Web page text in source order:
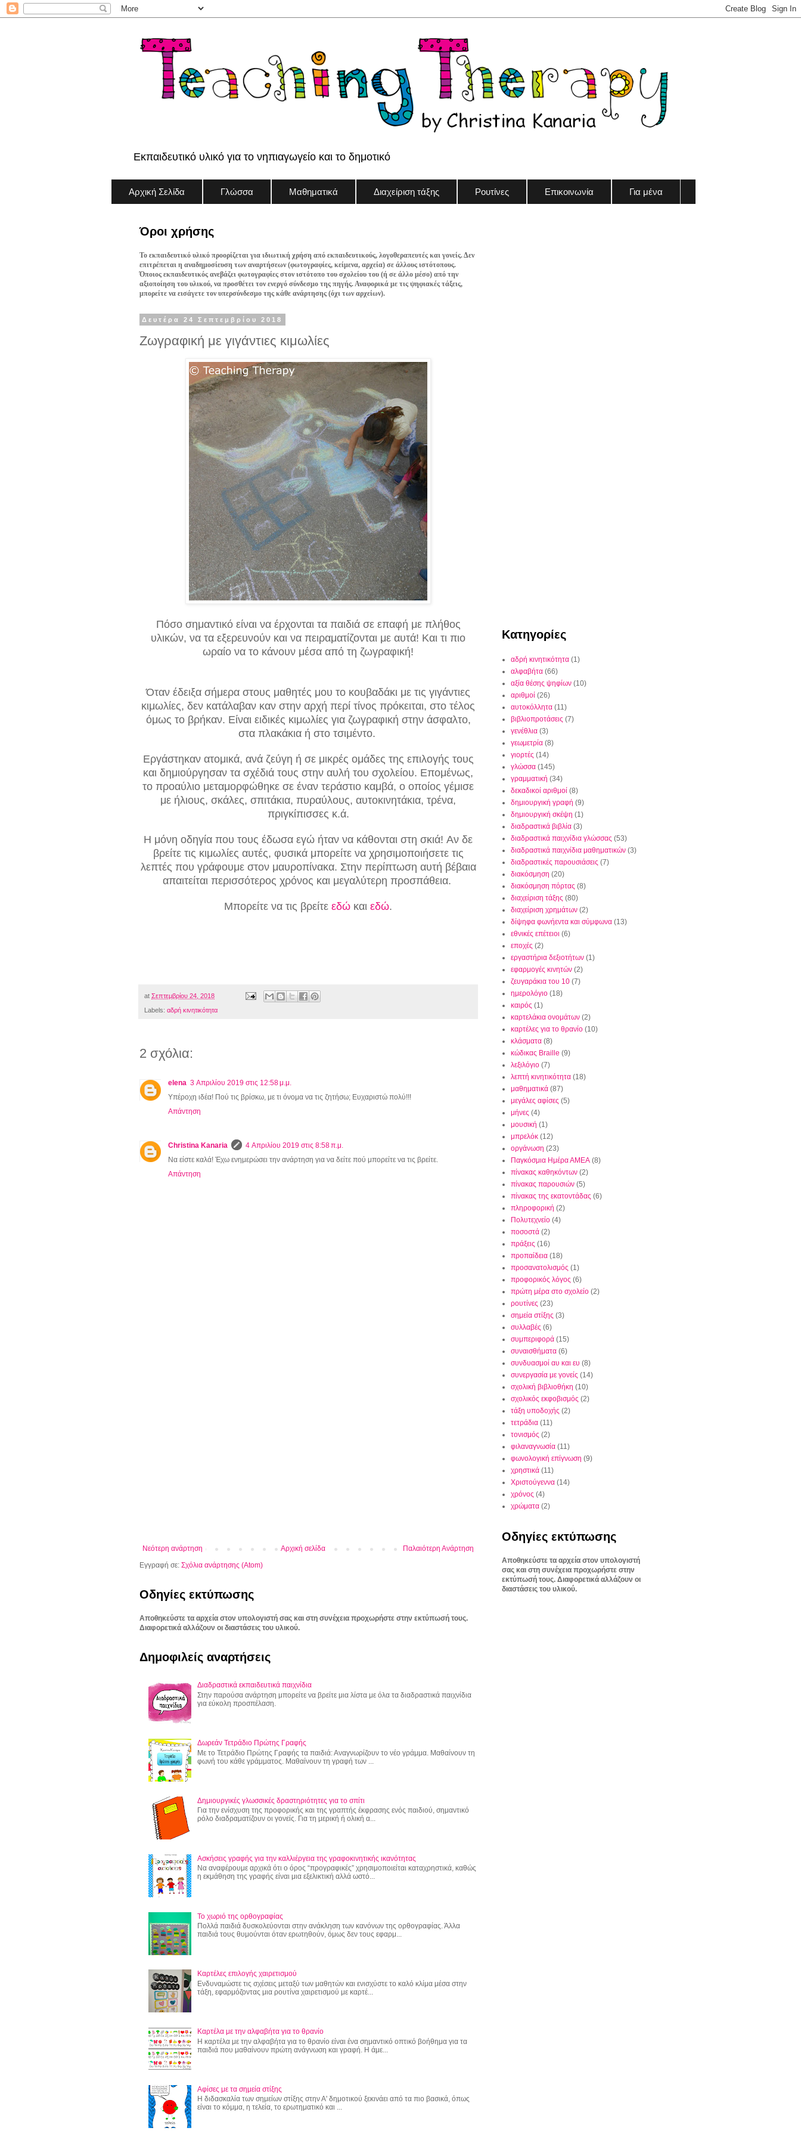
Εκπαιδευτικό υλικό για το νηπιαγωγείο και το δημοτικό
Αρχική Σελίδα Γλώσσα Μαθηματικά Διαχείριση τάξης Ρουτίνες Επικοινωνία Για μένα
Όροι χρήσης
Το εκπαιδευτικό υλικό προορίζεται για ιδιωτική χρήση από εκπαιδευτικούς, λογοθεραπευτές και γονείς. Δεν
επιτρέπεται η αναδημοσίευση των αναρτήσεων (φωτογραφίες, κείμενα, αρχεία) σε άλλους ιστότοπους.
Όποιος εκπαιδευτικός ανεβάζει φωτογραφίες στον ιστότοπο του σχολείου του (ή σε άλλο μέσο) από την
αξιοποίηση του υλικού, να προσθέτει τον ενεργό σύνδεσμο της πηγής. Αναφορικά με τις ψηφιακές τάξεις,
μπορείτε να εισάγετε τον υπερσύνδεσμο της κάθε ανάρτησης (όχι των αρχείων).
Δευτέρα 24 Σεπτεμβρίου 2018
Ζωγραφική με γιγάντιες κιμωλίες
Πόσο σημαντικό είναι να έρχονται τα παιδιά σε επαφή με πλήθος
υλικών, να τα εξερευνούν και να πειραματίζονται με αυτά! Και τι πιο
ωραίο να το κάνουν μέσα από τη ζωγραφική!
Όταν έδειξα σήμερα στους μαθητές μου το κουβαδάκι με τις γιγάντιες
κιμωλίες, δεν κατάλαβαν καν στην αρχή περί τίνος πρόκειται, στο τέλος
όμως το βρήκαν. Είναι ειδικές κιμωλίες για ζωγραφική στην άσφαλτο,
στα πλακάκια ή στο τσιμέντο.
Εργάστηκαν ατομικά, ανά ζεύγη ή σε μικρές ομάδες της επιλογής τους
και δημιούργησαν τα σχέδιά τους στην αυλή του σχολείου. Επομένως,
το προαύλιο μεταμορφώθηκε σε έναν τεράστιο καμβά, ο οποίος γέμισε
με ήλιους, σκάλες, σπιτάκια, πυραύλους, αυτοκινητάκια, τρένα,
πριγκίπισσες κ.ά.
Η μόνη οδηγία που τους έδωσα εγώ ήταν να κάθονται στη σκιά! Αν δε
βρείτε τις κιμωλίες αυτές, φυσικά μπορείτε να χρησιμοποιήσετε τις
λεπτές που γράφουμε στον μαυροπίνακα. Στην περίπτωση αυτή βέβαια
απαιτείται περισσότερος χρόνος και μεγαλύτερη προσπάθεια.
Μπορείτε να τις βρείτε εδώ και εδώ.
at Σεπτεμβρίου 24, 2018
Labels: αδρή κινητικότητα
2 σχόλια:
elena 3 Απριλίου 2019 στις 12:58 μ.μ.
Υπέροχη ιδέα! Πού τις βρίσκω, με τι όνομα να τις ζητήσω; Ευχαριστώ πολύ!!!
Απάντηση
Christina Kanaria
4 Απριλίου 2019 στις 8:58 π.μ.
Να είστε καλά! Έχω ενημερώσει την ανάρτηση για να δείτε πού μπορείτε να τις βρείτε.
Απάντηση
Νεότερη ανάρτηση Παλαιότερη Ανάρτηση
Αρχική σελίδα
Εγγραφή σε: Σχόλια ανάρτησης (Atom)
Οδηγίες εκτύπωσης
Αποθηκεύστε τα αρχεία στον υπολογιστή σας και στη συνέχεια προχωρήστε στην εκτύπωσή τους.
Διαφορετικά αλλάζουν οι διαστάσεις του υλικού.
Δημοφιλείς αναρτήσεις
Διαδραστικά εκπαιδευτικά παιχνίδια
Στην παρούσα ανάρτηση μπορείτε να βρείτε μια λίστα με όλα τα διαδραστικά παιχνίδια
για εύκολη προσπέλαση.
Δωρεάν Τετράδιο Πρώτης Γραφής
Με το Τετράδιο Πρώτης Γραφής τα παιδιά: Αναγνωρίζουν το νέο γράμμα. Μαθαίνουν τη
φωνή του κάθε γράμματος. Μαθαίνουν τη γραφή των ...
Δημιουργικές γλωσσικές δραστηριότητες για το σπίτι
Για την ενίσχυση της προφορικής και της γραπτής έκφρασης ενός παιδιού, σημαντικό
ρόλο διαδραματίζουν οι γονείς. Για τη μερική ή ολική α...
Ασκήσεις γραφής για την καλλιέργεια της γραφοκινητικής ικανότητας
Να αναφέρουμε αρχικά ότι ο όρος “προγραφικές” χρησιμοποιείται καταχρηστικά, καθώς
η εκμάθηση της γραφής είναι μια εξελικτική αλλά ωστό...
Το χωριό της ορθογραφίας
Πολλά παιδιά δυσκολεύονται στην ανάκληση των κανόνων της ορθογραφίας. Άλλα
παιδιά τους θυμούνται όταν ερωτηθούν, όμως δεν τους εφαρμ...
Καρτέλες επιλογής χαιρετισμού
Ενδυναμώστε τις σχέσεις μεταξύ των μαθητών και ενισχύστε το καλό κλίμα μέσα στην
τάξη, εφαρμόζοντας μια ρουτίνα χαιρετισμού με καρτέ...
Καρτέλα με την αλφαβήτα για το θρανίο
Η καρτέλα με την αλφαβήτα για το θρανίο είναι ένα σημαντικό οπτικό βοήθημα για τα
παιδιά που μαθαίνουν πρώτη ανάγνωση και γραφή. Η άμε...
Αφίσες με τα σημεία στίξης
Η διδασκαλία των σημείων στίξης στην Α' δημοτικού ξεκινάει από τα πιο βασικά, όπως
είναι το κόμμα, η τελεία, το ερωτηματικό και ...
Κατηγορίες
αδρή κινητικότητα (1)
αλφαβήτα (66)
αξία θέσης ψηφίων (10)
αριθμοί (26)
αυτοκόλλητα (11)
βιβλιοπροτάσεις (7)
γενέθλια (3)
γεωμετρία (8)
γιορτές (14)
γλώσσα (145)
γραμματική (34)
δεκαδικοί αριθμοί (8)
δημιουργική γραφή (9)
δημιουργική σκέψη (1)
διαδραστικά βιβλία (3)
διαδραστικά παιχνίδια γλώσσας (53)
διαδραστικά παιχνίδια μαθηματικών (3)
διαδραστικές παρουσιάσεις (7)
διακόσμηση (20)
διακόσμηση πόρτας (8)
διαχείριση τάξης (80)
διαχείριση χρημάτων (2)
δίψηφα φωνήεντα και σύμφωνα (13)
εθνικές επέτειοι (6)
εποχές (2)
εργαστήρια δεξιοτήτων (1)
εφαρμογές κινητών (2)
ζευγαράκια του 10 (7)
ημερολόγιο (18)
καιρός (1)
καρτελάκια ονομάτων (2)
καρτέλες για το θρανίο (10)
κλάσματα (8)
κώδικας Braille (9)
λεξιλόγιο (7)
λεπτή κινητικότητα (18)
μαθηματικά (87)
μεγάλες αφίσες (5)
μήνες (4)
μουσική (1)
μπρελόκ (12)
οργάνωση (23)
Παγκόσμια Ημέρα ΑΜΕΑ (8)
πίνακας καθηκόντων (2)
πίνακας παρουσιών (5)
πίνακας της εκατοντάδας (6)
πληροφορική (2)
Πολυτεχνείο (4)
ποσοστά (2)
πράξεις (16)
προπαίδεια (18)
προσανατολισμός (1)
προφορικός λόγος (6)
πρώτη μέρα στο σχολείο (2)
ρουτίνες (23)
σημεία στίξης (3)
συλλαβές (6)
συμπεριφορά (15)
συναισθήματα (6)
συνδυασμοί αυ και ευ (8)
συνεργασία με γονείς (14)
σχολική βιβλιοθήκη (10)
σχολικός εκφοβισμός (2)
τάξη υποδοχής (2)
τετράδια (11)
τονισμός (2)
φιλαναγνωσία (11)
φωνολογική επίγνωση (9)
χρηστικά (11)
Χριστούγεννα (14)
χρόνος (4)
χρώματα (2)
Οδηγίες εκτύπωσης
Αποθηκεύστε τα αρχεία στον υπολογιστή
σας και στη συνέχεια προχωρήστε στην
εκτύπωσή τους. Διαφορετικά αλλάζουν οι
διαστάσεις του υλικού.